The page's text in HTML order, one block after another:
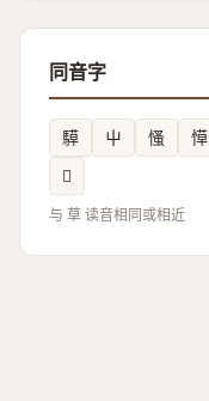
同音字
騲 屮 慅 愺
𪋛
与 草 读音相同或相近